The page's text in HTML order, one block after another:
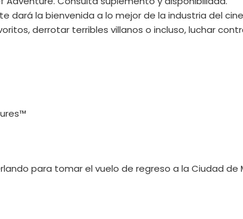
dará la bienvenida a lo mejor de la industria del
derrotar terribles villanos o incluso, luchar
para tomar el vuelo de regreso a la Ciudad de